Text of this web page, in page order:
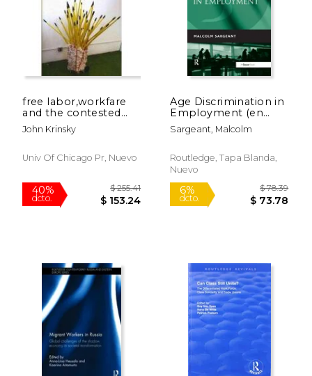
6% $ 217.00 40%
dcto.
free labor,workfare
and the contested
language of
neoliberalism
John Krinsky
Univ Of Chicago Pr, Nuevo
Age Discrimination in
Employment (en
Inglés)
Sargeant, Malcolm
Routledge, Tapa Blanda,
Nuevo